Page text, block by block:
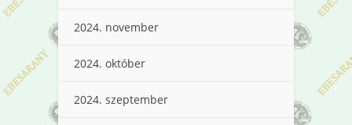
2024. november
2024. október
2024. szeptember